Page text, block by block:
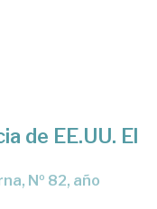
de EE.UU. El